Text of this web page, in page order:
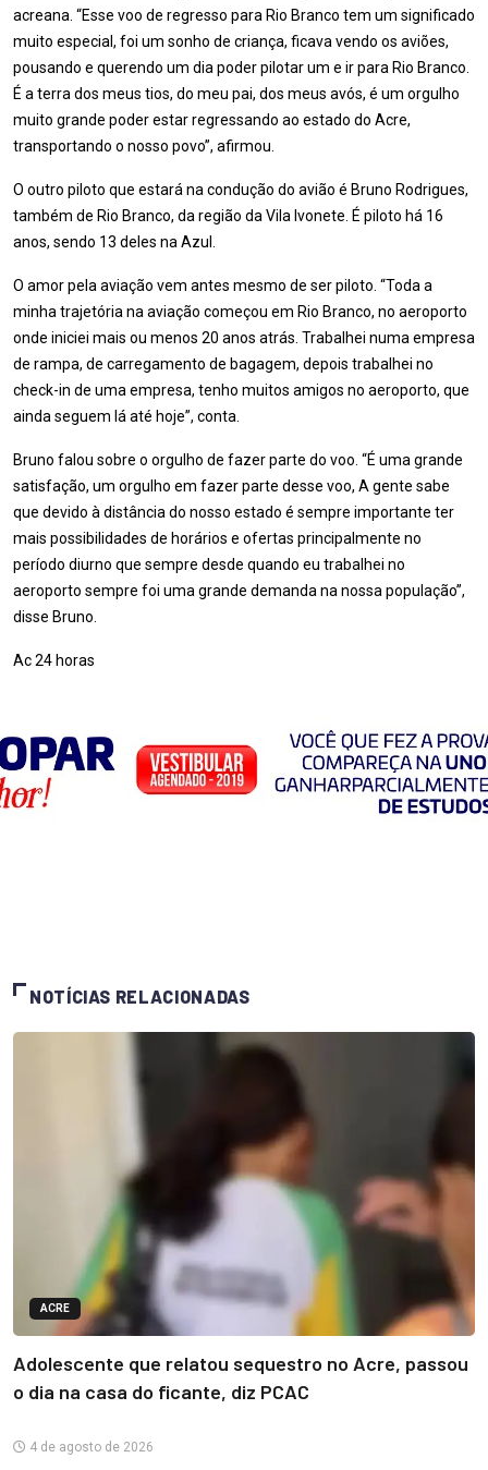
acreana. “Esse voo de regresso para Rio Branco tem um significado
muito especial, foi um sonho de criança, ficava vendo os aviões,
pousando e querendo um dia poder pilotar um e ir para Rio Branco.
É a terra dos meus tios, do meu pai, dos meus avós, é um orgulho
muito grande poder estar regressando ao estado do Acre,
transportando o nosso povo”, afirmou.
O outro piloto que estará na condução do avião é Bruno Rodrigues,
também de Rio Branco, da região da Vila Ivonete. É piloto há 16
anos, sendo 13 deles na Azul.
O amor pela aviação vem antes mesmo de ser piloto. “Toda a
minha trajetória na aviação começou em Rio Branco, no aeroporto
onde iniciei mais ou menos 20 anos atrás. Trabalhei numa empresa
de rampa, de carregamento de bagagem, depois trabalhei no
check-in de uma empresa, tenho muitos amigos no aeroporto, que
ainda seguem lá até hoje”, conta.
Bruno falou sobre o orgulho de fazer parte do voo. “É uma grande
satisfação, um orgulho em fazer parte desse voo, A gente sabe
que devido à distância do nosso estado é sempre importante ter
mais possibilidades de horários e ofertas principalmente no
período diurno que sempre desde quando eu trabalhei no
aeroporto sempre foi uma grande demanda na nossa população”,
disse Bruno.
Ac 24 horas
NOTÍCIAS RELACIONADAS
ACRE
Adolescente que relatou sequestro no Acre, passou
o dia na casa do ficante, diz PCAC
4 de agosto de 2026